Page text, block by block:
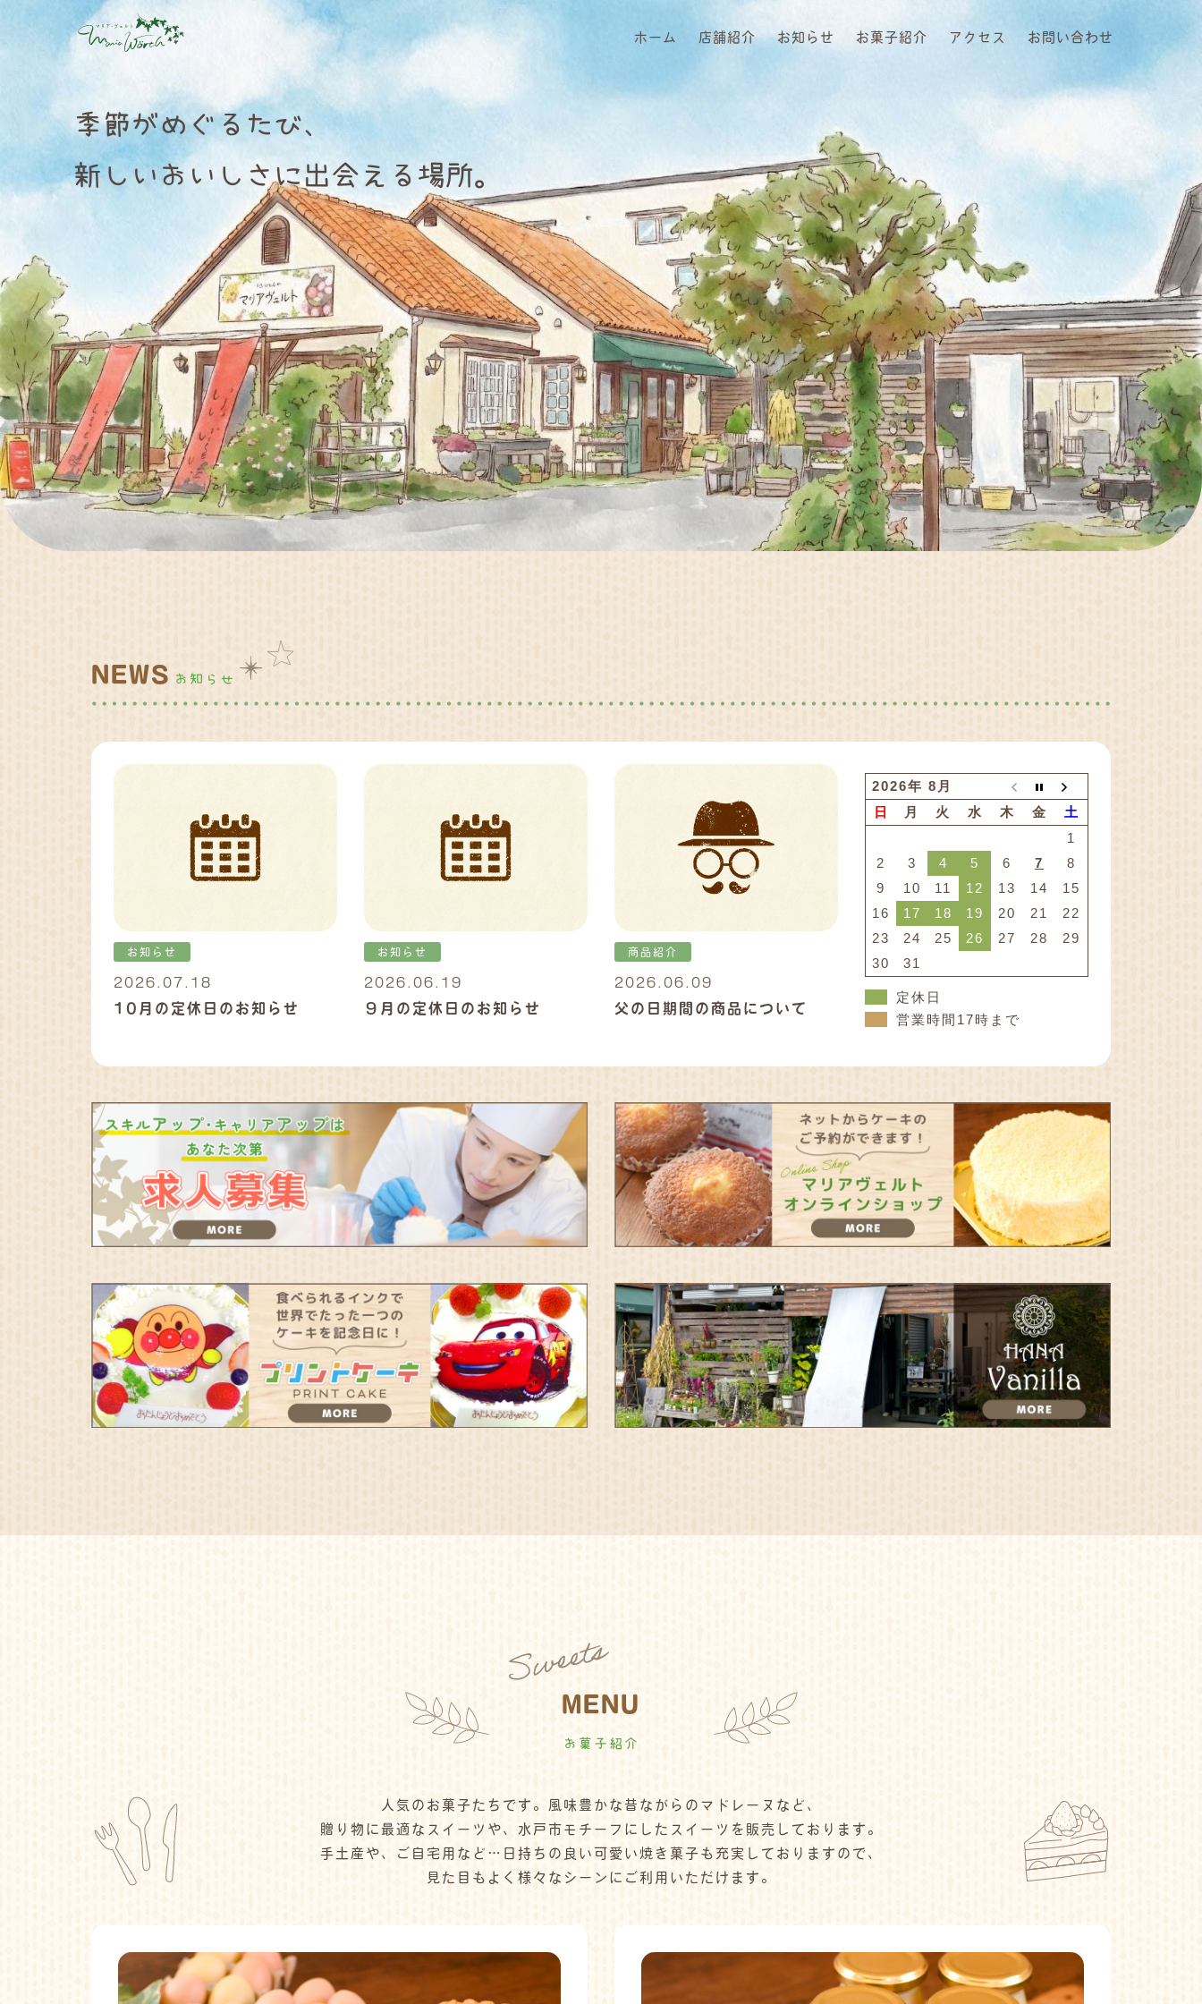
お菓子屋 マリア・ヴェルト
ホーム 店舗紹介 お知らせ お菓子紹介 アクセス お問い合わせ
季節がめぐるたび、
新しいおいしさに出会える場所。
NEWS お知らせ
お知らせ
2026.07.18
10月の定休日のお知らせ
お知らせ
2026.06.19
９月の定休日のお知らせ
商品紹介
2026.06.09
父の日期間の商品について
2026年 8月
日
月 火 水 木 金
土
1
2
3 4 5 6 7
8
9
10 11 12 13 14
15
16
17 18 19 20 21
22
23
24 25 26 27 28
29
30
31
定休日
営業時間17時まで
MENU
お菓子紹介
人気のお菓子たちです。風味豊かな昔ながらのマドレーヌなど、
贈り物に最適なスイーツや、水戸市モチーフにしたスイーツを販売しております。
手土産や、ご自宅用など…日持ちの良い可愛い焼き菓子も充実しておりますので、
見た目もよく様々なシーンにご利用いただけます。